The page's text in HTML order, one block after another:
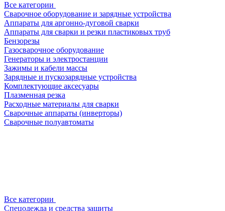
Все категории
Сварочное оборудование и зарядные устройства
Аппараты для аргонно-дуговой сварки
Аппараты для сварки и резки пластиковых труб
Бензорезы
Газосварочное оборудование
Генераторы и электростанции
Зажимы и кабели массы
Зарядные и пускозарядные устройства
Комплектующие аксесуары
Плазменная резка
Расходные материалы для сварки
Сварочные аппараты (инверторы)
Сварочные полуавтоматы
Все категории
Спецодежда и средства защиты